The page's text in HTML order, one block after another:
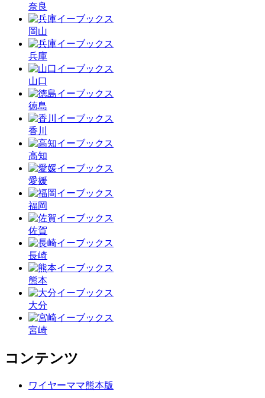
奈良
岡山
兵庫
山口
徳島
香川
高知
愛媛
福岡
佐賀
長崎
熊本
大分
宮崎
コンテンツ
ワイヤーママ熊本版